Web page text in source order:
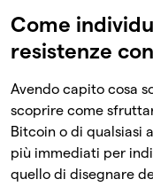
Come
resistenze
Avendo capito cosa
scoprire come
Bitcoin o di qualsiasi
più immediati per
quello di disegnare